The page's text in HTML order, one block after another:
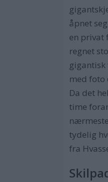
åpnet
en privat
regnet
gigantisk
med foto
Da det
time
tydelig
fra